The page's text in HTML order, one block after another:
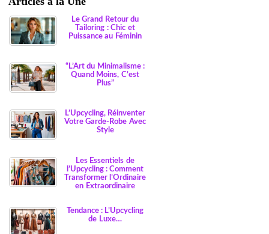
Le Grand Retour du
Tailoring : Chic et
Puissance au Féminin
“L’Art du Minimalisme :
Quand Moins, C’est
Plus”
L’Upcycling, Réinventer
Votre Garde-Robe Avec
Style
Les Essentiels de
l’Upcycling : Comment
Transformer l’Ordinaire
en Extraordinaire
Tendance : L’Upcycling
de Luxe…